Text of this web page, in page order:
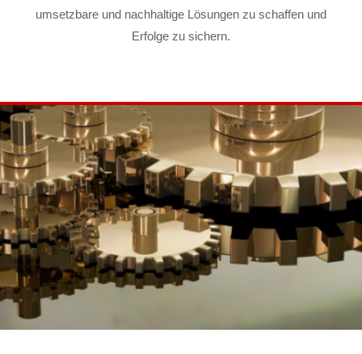
umsetzbare und nachhaltige Lösungen zu schaffen und
Erfolge zu sichern.